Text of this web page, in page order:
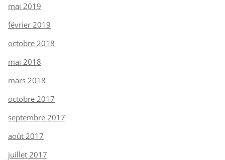
mai 2019
février 2019
octobre 2018
mai 2018
mars 2018
octobre 2017
septembre 2017
août 2017
juillet 2017